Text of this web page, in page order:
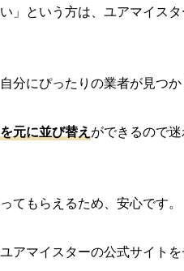
」という方は、ユアマイス
分にぴったりの業者が見つか
元に並び替え ができるので
もらえるため、安心です。
アマイスターの公式サイト